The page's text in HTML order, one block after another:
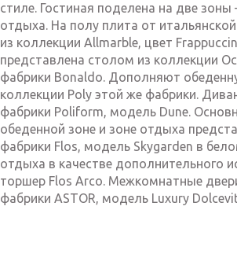
стиле. Гостиная поделена на две зоны
отдыха. На полу плита от
из коллекции Allmarble, цвет
представлена столом из коллекции
фабрики Bonaldo. Дополняют
коллекции Poly этой же фабрики.
фабрики Poliform, модель Dune.
обеденной зоне и зоне отдыха
фабрики Flos, модель Skygarden в
отдыха в качестве дополнительного
торшер Flos Arco. Межкомнатные
фабрики ASTOR, модель Luxury